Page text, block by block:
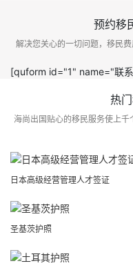
预约移
解决您关心的一切问题，移民
[quform id="1" name="联
热
海尚出国贴心的移民服务使上
日本高级经营管理人才签证
圣基茨护照